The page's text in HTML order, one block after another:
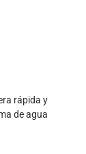
rápida y
de agua